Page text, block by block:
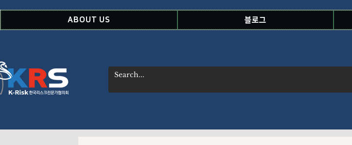
ABOUT US 블로그